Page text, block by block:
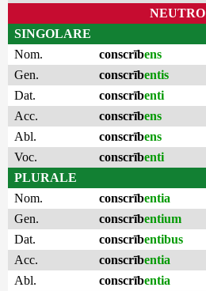
NEUTRO
SINGOLARE
Nom.
conscrībens
Gen.
conscrībentis
Dat.
conscrībenti
Acc.
conscrībens
Abl.
conscrībens
Voc.
conscrībenti
PLURALE
Nom.
conscrībentia
Gen.
conscrībentium
Dat.
conscrībentibus
Acc.
conscrībentia
Abl.
conscrībentia